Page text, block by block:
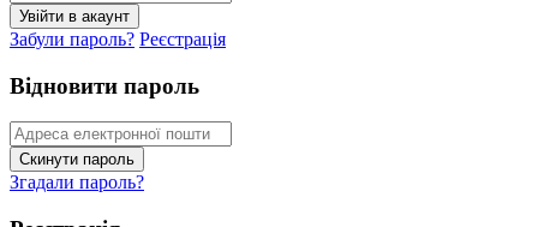
Забули пароль? Реєстрація
Відновити пароль
Згадали пароль?